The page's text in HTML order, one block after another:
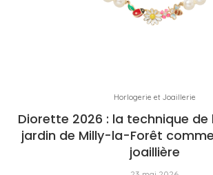
Horlogerie et Joaillerie
Diorette 2026 : la technique de
jardin de Milly-la-Forêt
joaillière